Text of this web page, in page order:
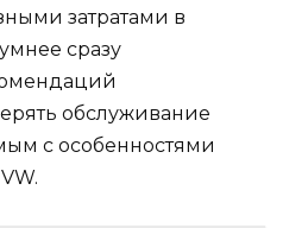
затратами в
сразу
обслуживание
с особенностями